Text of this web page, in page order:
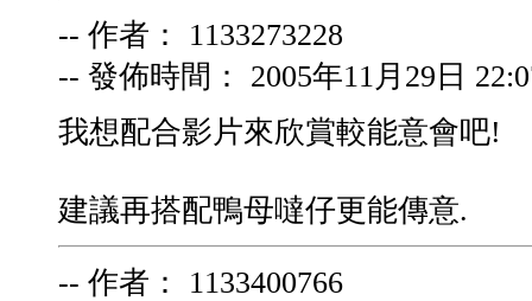
-- 作者： 1133273228
-- 發佈時間： 2005年11月29日
我想配合影片來欣賞較能意會吧!
建議再搭配鴨母噠仔更能傳意.
-- 作者： 1133400766